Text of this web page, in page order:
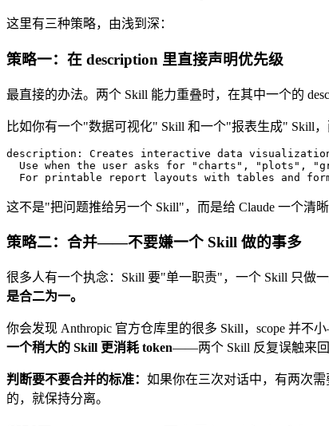
这里有三种策略，由浅到深：
策略一：在 description 里直接声明优先级
最直接的办法。两个 Skill 能力重叠时，在其中一个的
比如你有一个"数据可视化" Skill 和一个"报表生成" Skill
description: Creates interactive data
Use when the user asks for "charts", "plots",
For printable report layouts with tables and
这不是"把问题推给另一个 Skill"，而是给 Claude 一个
策略二：合并——不要嫌一个 Skill 做的事多
很多人有一个执念：Skill 要"单一职责"，一个 Skill 只做
是合二为一。
你会发现 Anthropic 官方仓库里的很多 Skill，scope 并不
一个稍大的 Skill 更消耗 token——两个 Skill 反复误触来回
判断要不要合并的标准： 如果你在三次对话中，有两次
的，就保持分离。